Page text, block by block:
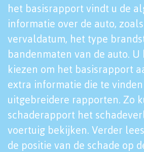
het basisrapport vindt u de
informatie over de auto, zoals
vervaldatum, het type
bandenmaten van de auto.
kiezen om het basisrapport
extra informatie die te
uitgebreidere rapporten. Zo
schaderapport het
voertuig bekijken. Verder
de positie van de schade op